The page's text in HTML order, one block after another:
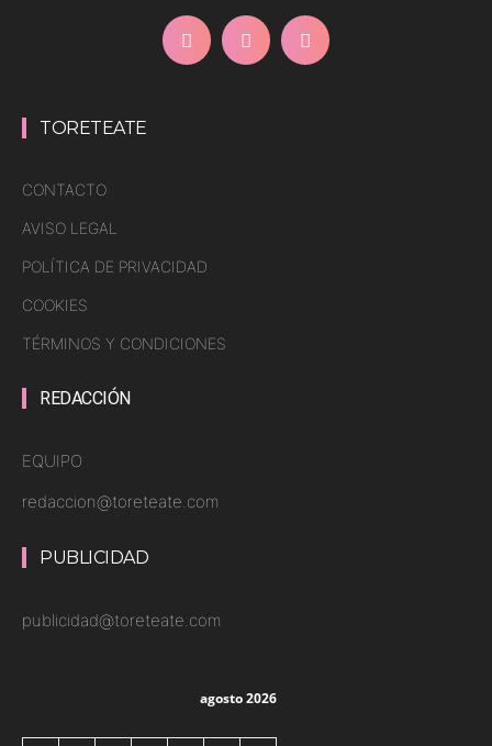
TORETEATE
CONTACTO
AVISO LEGAL
POLÍTICA DE PRIVACIDAD
COOKIES
TÉRMINOS Y CONDICIONES
REDACCIÓN
EQUIPO
redaccion@toreteate.com
PUBLICIDAD
publicidad@toreteate.com
agosto 2026